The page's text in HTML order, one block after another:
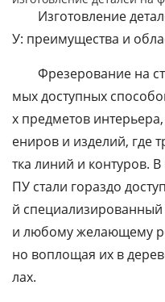
Изготовление
У: преимущества и
Фрезерование на
мыхдоступных
х предметов интерьера,
ениров и изделий, где
тка линий и контуров. В
ПУ стали гораздо
й специализированный
и любомужелающему
но воплощая их в
лах.